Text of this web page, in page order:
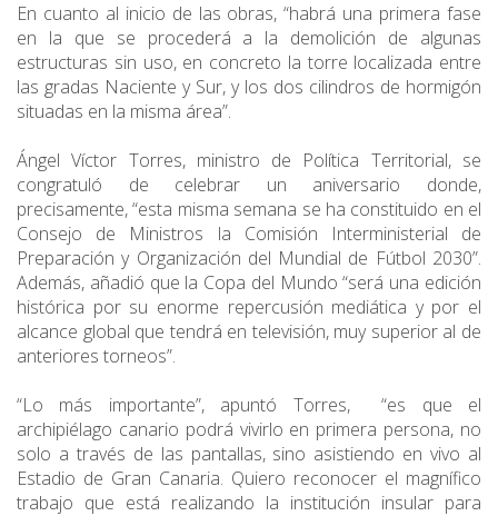
En cuanto al inicio de las obras, “habrá una primera fase
en la que se procederá a la demolición de algunas
estructuras sin uso, en concreto la torre localizada entre
las gradas Naciente y Sur, y los dos cilindros de hormigón
situadas en la misma área”.
Ángel Víctor Torres, ministro de Política Territorial, se
congratuló de celebrar un aniversario donde,
precisamente, “esta misma semana se ha constituido en el
Consejo de Ministros la Comisión Interministerial de
Preparación y Organización del Mundial de Fútbol 2030”.
Además, añadió que la Copa del Mundo “será una edición
histórica por su enorme repercusión mediática y por el
alcance global que tendrá en televisión, muy superior al de
anteriores torneos”.
“Lo más importante”, apuntó Torres, “es que el
archipiélago canario podrá vivirlo en primera persona, no
solo a través de las pantallas, sino asistiendo en vivo al
Estadio de Gran Canaria. Quiero reconocer el magnífico
trabajo que está realizando la institución insular para